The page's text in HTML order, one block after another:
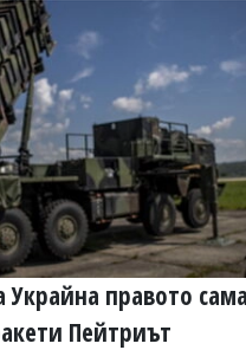
правото
Пейтриът